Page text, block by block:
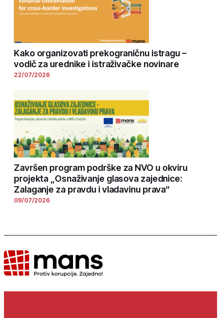
Kako organizovati prekograničnu istragu –
vodič za urednike i istraživačke novinare
22/07/2026
Završen program podrške za NVO u okviru
projekta „Osnaživanje glasova zajednice:
Zalaganje za pravdu i vladavinu prava“
09/07/2026